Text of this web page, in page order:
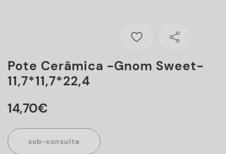
Pote Cerâmica -Gnom Sweet-
11,7*11,7*22,4
14,70€
sob-consulta